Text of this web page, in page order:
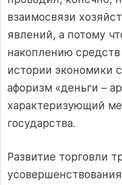
взаимосвязи
явлений, а потому
накоплению
истории экономики
афоризм «деньги –
характеризующий
государства.
Развитие торговли